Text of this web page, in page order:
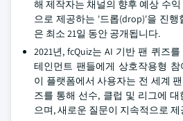
해 제작자는 채널의 향후 예상 수
으로 제공하는 '드롭(drop)'을 진행
은 최소 21일 동안 공개됩니다.
2021년, fcQuiz는 AI 기반 팬 퀴즈
테인먼트 팬들에게 상호작용형
이 플랫폼에서 사용자는 전 세계
즈를 통해 선수, 클럽 및 리그에
으며, 새로운 질문이 지속적으로